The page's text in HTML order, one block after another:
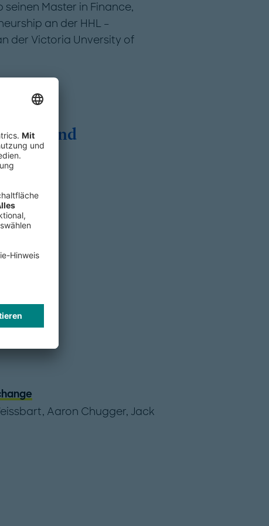
Master in Finance,
an der HHL –
der Victoria Unversity of
und
, Aaron Chugger, Jack